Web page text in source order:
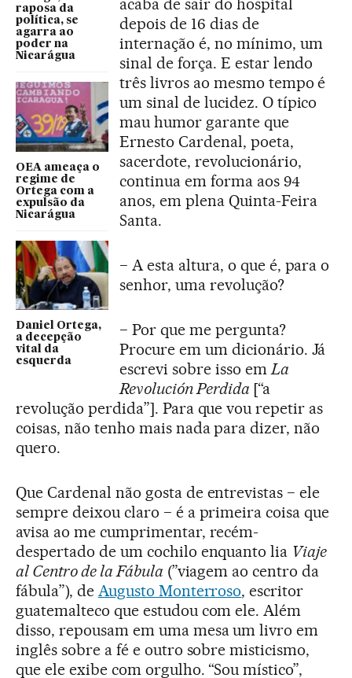
raposa da
política, se
agarra ao
poder na
Nicarágua
OEA ameaça o
regime de
Ortega com a
expulsão da
Nicarágua
Daniel Ortega,
a decepção
vital da
esquerda
acaba de sair do hospital
depois de 16 dias de
internação é, no mínimo, um
sinal de força. E estar lendo
três livros ao mesmo tempo é
um sinal de lucidez. O típico
mau humor garante que
Ernesto Cardenal, poeta,
sacerdote, revolucionário,
continua em forma aos 94
anos, em plena Quinta-Feira
Santa.
− A esta altura, o que é, para o
senhor, uma revolução?
− Por que me pergunta?
Procure em um dicionário. Já
escrevi sobre isso emLa
Revolución Perdida [“a
revolução perdida”]. Para que vou repetir as
coisas, não tenho mais nada para dizer, não
quero.
Que Cardenal não gosta de entrevistas − ele
sempre deixou claro − é a primeira coisa que
avisa ao me cumprimentar, recém-
despertado de um cochilo enquanto lia Viaje
al Centro de la Fábula (”viagem ao centro da
fábula”), de Augusto Monterroso, escritor
guatemalteco que estudou com ele. Além
disso, repousam em uma mesa um livro em
inglês sobre a fé e outro sobre misticismo,
que ele exibe com orgulho. “Sou místico”,